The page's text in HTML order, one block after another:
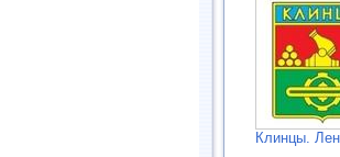
Клинцы.